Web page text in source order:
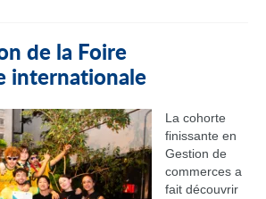
de la Foire
internationale
La cohorte
finissante en
Gestion de
commerces a
fait découvrir